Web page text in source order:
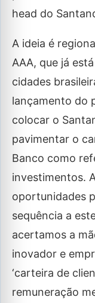
head do
A ideia é
AAA, que já
cidades
lançamento do
colocar o
pavimentar o
Banco como
investimentos.
oportunidades
sequência a
acertamos a
inovador e
‘carteira de
remuneração